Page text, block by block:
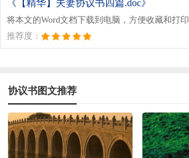
《【精华】夫妻协议书四篇.doc》
将本文的Word文档下载到电脑，方便收藏和打印
推荐度：
协议书图文推荐